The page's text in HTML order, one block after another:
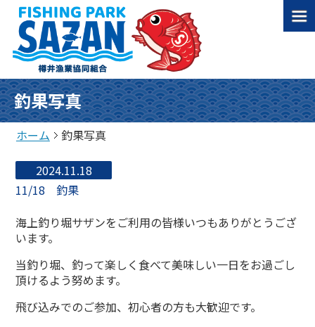
釣果写真
ホーム 釣果写真
2024.11.18
11/18 釣果
海上釣り堀サザンをご利用の皆様いつもありがとうござ
います。
当釣り堀、釣って楽しく食べて美味しい一日をお過ごし
頂けるよう努めます。
飛び込みでのご参加、初心者の方も大歓迎です。